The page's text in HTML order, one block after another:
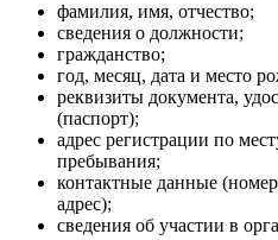
фамилия, имя, отчество;
сведения о должности;
гражданство;
год, месяц, дата и место
реквизиты документа,
(паспорт);
адрес регистрации по
пребывания;
контактные данные
адрес);
сведения об участии в